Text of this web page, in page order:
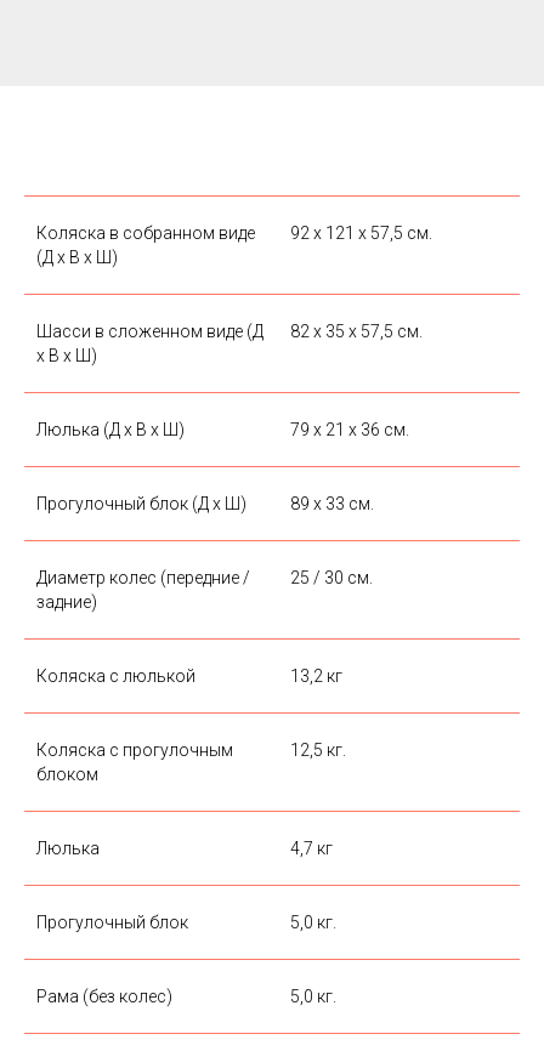
Коляска в собранном виде
(Д х В х Ш)
92 х 121 х 57,5 см.
Шасси в сложенном виде (Д
х В х Ш)
82 х 35 х 57,5 см.
Люлька (Д х В х Ш) 79 х 21 х 36 см.
Прогулочный блок (Д х Ш) 89 х 33 см.
Диаметр колес (передние /
задние)
25 / 30 см.
Коляска с люлькой 13,2 кг
Коляска с прогулочным
блоком
12,5 кг.
Люлька 4,7 кг
Прогулочный блок 5,0 кг.
Рама (без колес) 5,0 кг.